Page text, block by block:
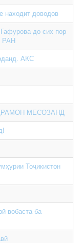
находит доводов
до сих пор
РАН
АКС
МЕСОЗАНД
Тоҷикистон
вобаста ба